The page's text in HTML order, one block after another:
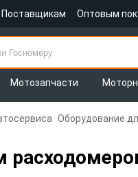
Поставщикам Оптовым
Мотозапчасти
Оборудование